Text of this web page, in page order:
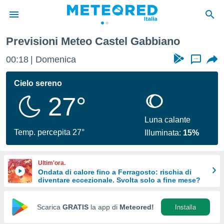
di
per
le
di
Web
Previsioni Meteo Castel Gabbiano
00:18 Domenica ...
Cielo sereno
27°
Temp. percepita 27°
Luna calante
Illuminata: 15%
Ultim'ora.
Ondata di calore fino a Ferragosto: rischia di
diventare eccezionale. Svolta solo a fine mese?
Scarica GRATIS la app di Meteored! Installa